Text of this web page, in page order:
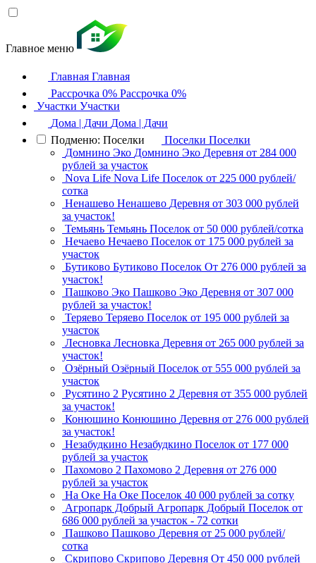
Главное меню
Главная Главная
Рассрочка 0% Рассрочка 0%
Участки Участки
Дома | Дачи Дома | Дачи
Подменю: Поселки
Поселки Поселки
Домнино Эко Домнино Эко Деревня от 284 000
рублей за участок
Nova Life Nova Life Поселок от 225 000 рублей/
сотка
Ненашево Ненашево Деревня от 303 000 рублей
за участок!
Темьянь Темьянь Поселок от 50 000 рублей/сотка
Нечаево Нечаево Поселок от 175 000 рублей за
участок
Бутиково Бутиково Поселок От 276 000 рублей за
участок!
Пашково Эко Пашково Эко Деревня от 307 000
рублей за участок!
Теряево Теряево Поселок от 195 000 рублей за
участок
Лесновка Лесновка Деревня от 265 000 рублей за
участок!
Озёрный Озёрный Поселок от 555 000 рублей за
участок
Русятино 2 Русятино 2 Деревня от 355 000 рублей
за участок!
Конюшино Конюшино Деревня от 276 000 рублей
за участок!
Незабудкино Незабудкино Поселок от 177 000
рублей за участок
Пахомово 2 Пахомово 2 Деревня от 276 000
рублей за участок
На Оке На Оке Поселок 40 000 рублей за сотку
Агропарк Добрый Агропарк Добрый Поселок от
686 000 рублей за участок - 72 сотки
Пашково Пашково Деревня от 25 000 рублей/
сотка
Скрипово Скрипово Деревня От 450 000 рублей